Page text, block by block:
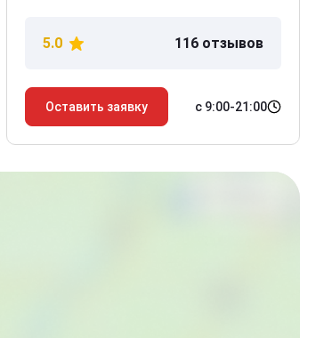
5.0 116 отзывов
Оставить заявку с 9:00-21:00